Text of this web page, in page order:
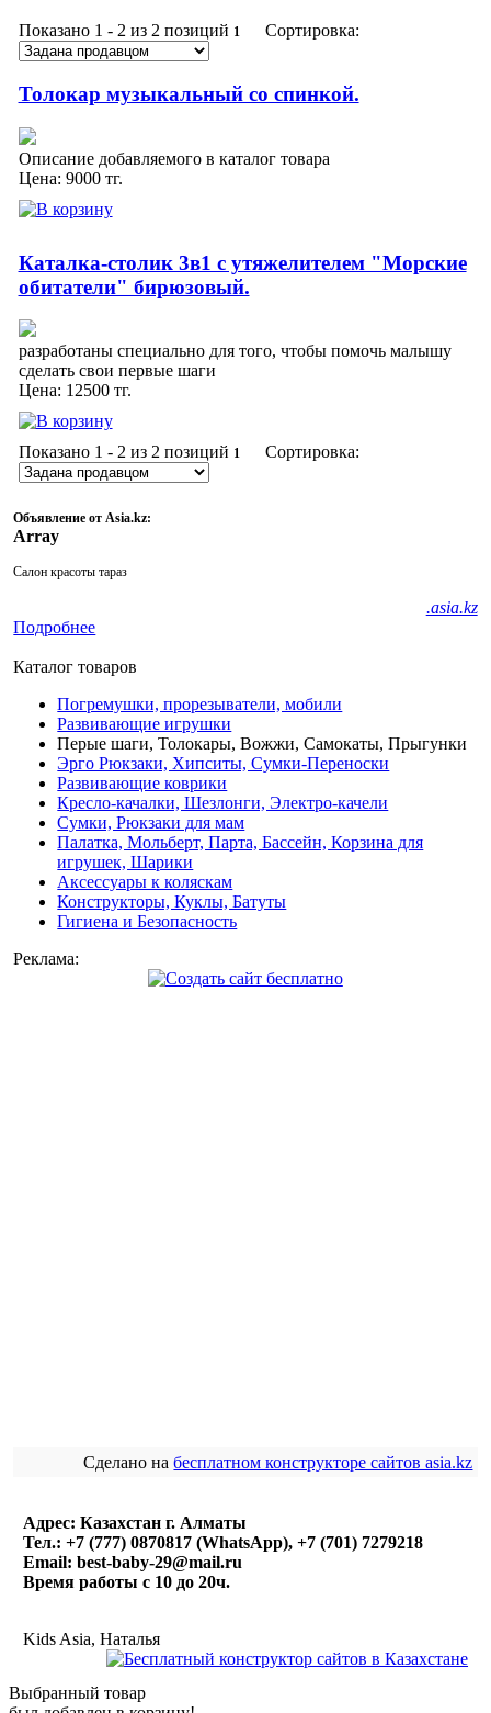
Показано 1 - 2 из 2 позиций 1 Сортировка:
Толокар музыкальный со спинкой.
Описание добавляемого в каталог товара
Цена: 9000тг.
Каталка-столик 3в1 с утяжелителем "Морские
обитатели" бирюзовый.
разработаны специально для того, чтобы помочь малышу
сделать свои первые шаги
Цена: 12500тг.
Показано 1 - 2 из 2 позиций 1 Сортировка:
Объявление от Asia.kz:
Array
Салон красоты тараз
.asia.kz
Подробнее
Каталог товаров
Погремушки, прорезыватели, мобили
Развивающие игрушки
Перые шаги, Толокары, Вожжи, Самокаты, Прыгунки
Эрго Рюкзаки, Хипситы, Сумки-Переноски
Развивающие коврики
Кресло-качалки, Шезлонги, Электро-качели
Сумки, Рюкзаки для мам
Палатка, Мольберт, Парта, Бассейн, Корзина для
игрушек, Шарики
Аксессуары к коляскам
Конструкторы, Куклы, Батуты
Гигиена и Безопасность
Реклама:
Сделано набесплатном конструкторе сайтов asia.kz
Адрес: Казахстан г. Алматы
Тел.: +7 (777) 0870817 (WhatsApp), +7 (701) 7279218
Email: best-baby-29@mail.ru
Время работы с 10 до 20ч.
Kids Asia, Наталья
Выбранный товар